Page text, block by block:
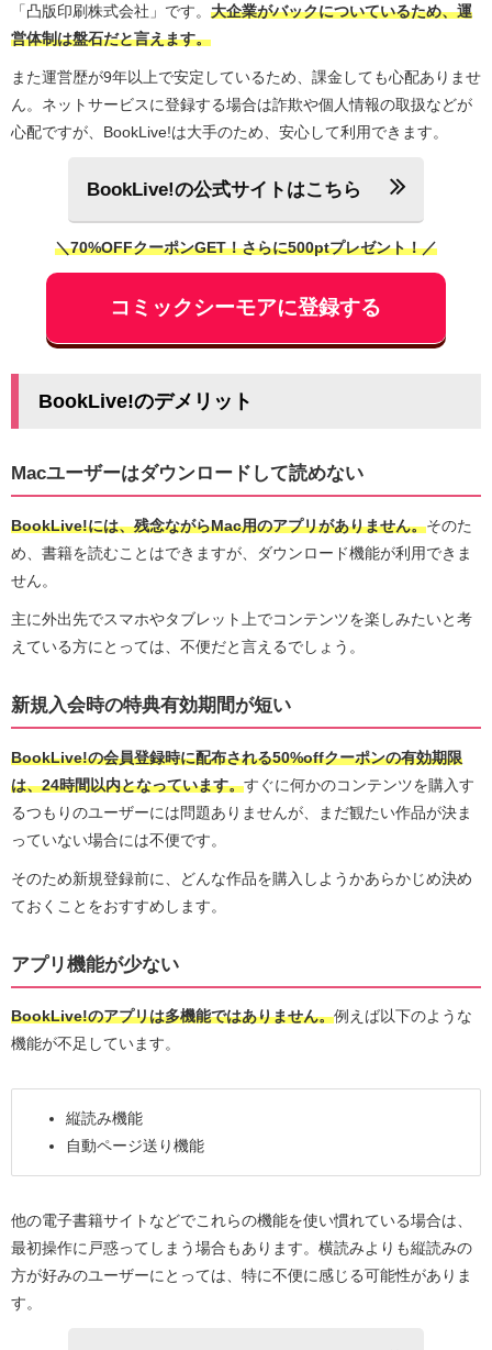
「凸版印刷株式会社」です。 大企業がバックについているため、運
営体制は盤石だと言えます。
また運営歴が9年以上で安定しているため、課金しても心配ありませ
ん。ネットサービスに登録する場合は詐欺や個人情報の取扱などが
心配ですが、BookLive!は大手のため、安心して利用できます。
BookLive!の公式サイトはこちら
＼70%OFFクーポンGET！さらに500ptプレゼント！／
コミックシーモアに登録する
BookLive!のデメリット
Macユーザーはダウンロードして読めない
BookLive!には、残念ながらMac用のアプリがありません。そのた
め、書籍を読むことはできますが、ダウンロード機能が利用できま
せん。
主に外出先でスマホやタブレット上でコンテンツを楽しみたいと考
えている方にとっては、不便だと言えるでしょう。
新規入会時の特典有効期間が短い
BookLive!の会員登録時に配布される50%offクーポンの有効期限
は、24時間以内となっています。すぐに何かのコンテンツを購入す
るつもりのユーザーには問題ありませんが、まだ観たい作品が決ま
っていない場合には不便です。
そのため新規登録前に、どんな作品を購入しようかあらかじめ決め
ておくことをおすすめします。
アプリ機能が少ない
BookLive!のアプリは多機能ではありません。例えば以下のような
機能が不足しています。
縦読み機能
自動ページ送り機能
他の電子書籍サイトなどでこれらの機能を使い慣れている場合は、
最初操作に戸惑ってしまう場合もあります。横読みよりも縦読みの
方が好みのユーザーにとっては、特に不便に感じる可能性がありま
す。